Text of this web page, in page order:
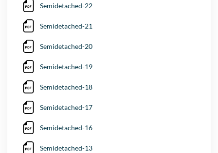
Semidetached-22
Semidetached-21
Semidetached-20
Semidetached-19
Semidetached-18
Semidetached-17
Semidetached-16
Semidetached-13